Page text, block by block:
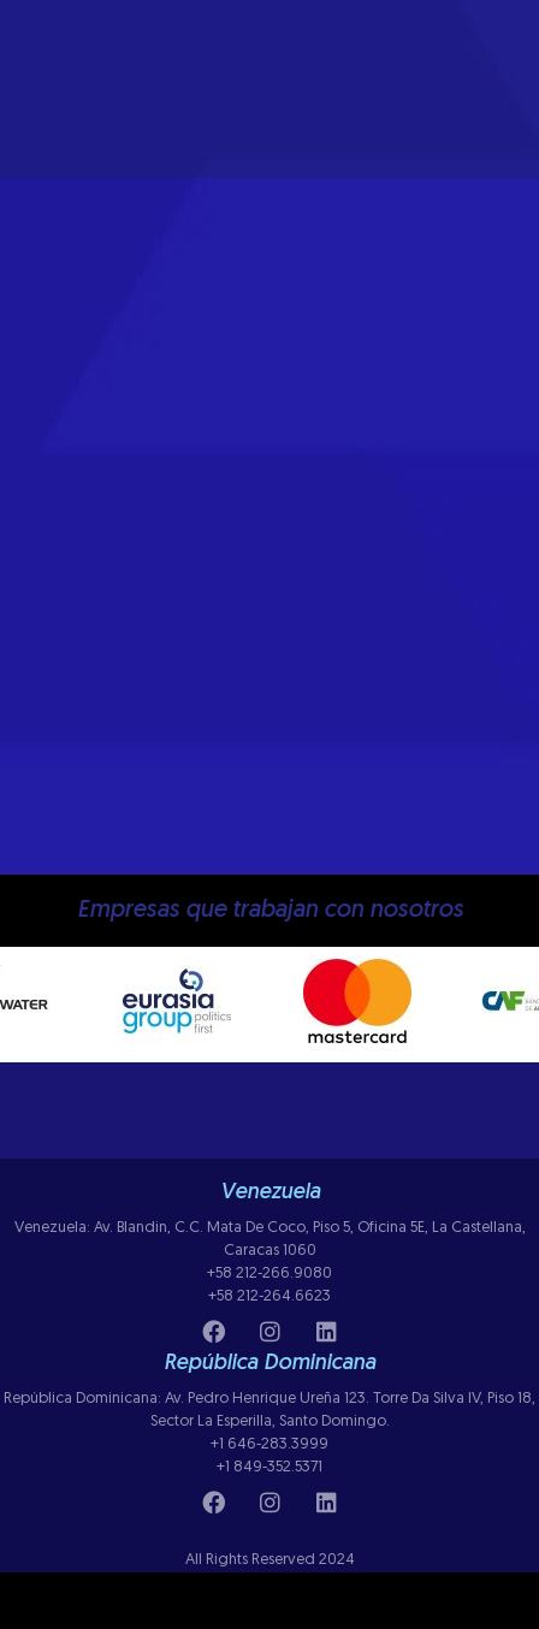
Empresas que trabajan con nosotros
Venezuela
Venezuela: Av. Blandin, C.C. Mata De Coco, Piso 5, Oficina 5E, La Castellana,
Caracas 1060
+58 212-266.9080
+58 212-264.6623
República Dominicana
República Dominicana: Av. Pedro Henrique Ureña 123. Torre Da Silva IV, Piso 18,
Sector La Esperilla, Santo Domingo.
+1 646-283.3999
+1 849-352.5371
All Rights Reserved 2024